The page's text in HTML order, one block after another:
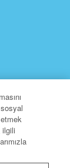
Inc.'in
ilgili